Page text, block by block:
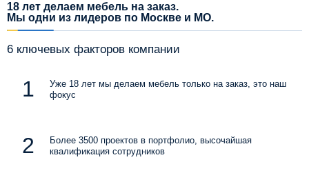
18 лет делаем мебель на заказ.
Мы одни из лидеров по Москве и МО.
6 ключевых факторов компании
Уже 18 лет мы делаем мебель только на заказ, это наш
фокус
Более 3500 проектов в портфолио, высочайшая
квалификация сотрудников